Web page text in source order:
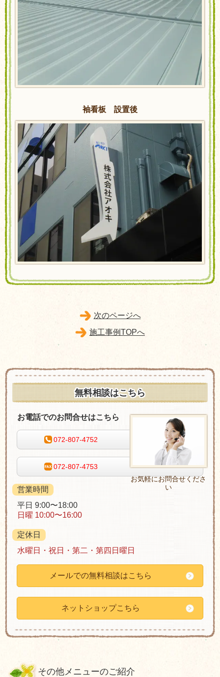
袖看板 設置後
次のページへ
施工事例TOPへ
無料相談はこちら
お気軽にお問合せくださ
い
お電話でのお問合せはこちら
072-807-4752
072-807-4753
営業時間
平日 9:00〜18:00
日曜 10:00〜16:00
定休日
水曜日・祝日・第二・第四日曜日
メールでの無料相談はこちら
ネットショップこちら
その他メニューのご紹介